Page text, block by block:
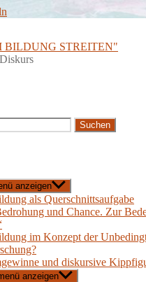
BILDUNG STREITEN"
anzeigen
als Querschnittsaufgabe
und Chance. Zur
im Konzept der
und diskursive
anzeigen